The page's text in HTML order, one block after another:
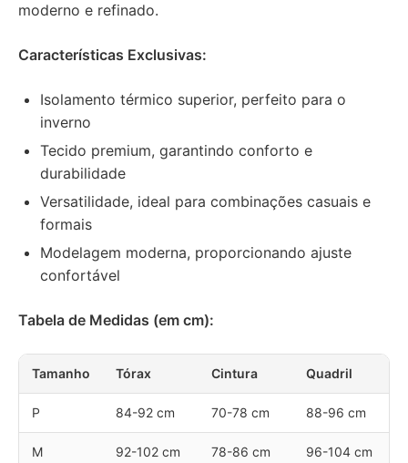
moderno e refinado.
Características Exclusivas:
Isolamento térmico superior, perfeito para o
inverno
Tecido premium, garantindo conforto e
durabilidade
Versatilidade, ideal para combinações casuais e
formais
Modelagem moderna, proporcionando ajuste
confortável
Tabela de Medidas (em cm):
Tamanho Tórax Cintura Quadril
P 84-92 cm 70-78 cm 88-96 cm
M 92-102 cm 78-86 cm 96-104 cm